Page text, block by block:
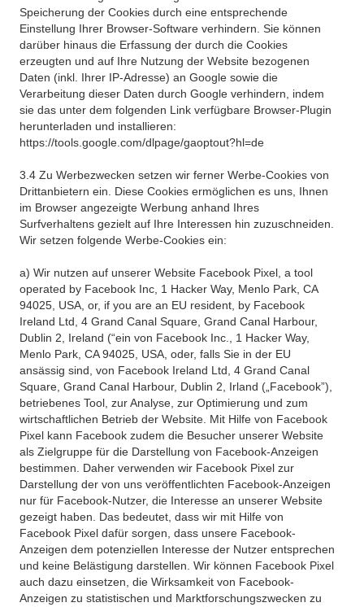
Speicherung der Cookies durch eine entsprechende
Einstellung Ihrer Browser-Software verhindern. Sie können
darüber hinaus die Erfassung der durch die Cookies
erzeugten und auf Ihre Nutzung der Website bezogenen
Daten (inkl. Ihrer IP-Adresse) an Google sowie die
Verarbeitung dieser Daten durch Google verhindern, indem
sie das unter dem folgenden Link verfügbare Browser-Plugin
herunterladen und installieren:
https://tools.google.com/dlpage/gaoptout?hl=de
3.4 Zu Werbezwecken setzen wir ferner Werbe-Cookies von
Drittanbietern ein. Diese Cookies ermöglichen es uns, Ihnen
im Browser angezeigte Werbung anhand Ihres
Surfverhaltens gezielt auf Ihre Interessen hin zuzuschneiden.
Wir setzen folgende Werbe-Cookies ein:
a) Wir nutzen auf unserer Website Facebook Pixel, a tool
operated by Facebook Inc, 1 Hacker Way, Menlo Park, CA
94025, USA, or, if you are an EU resident, by Facebook
Ireland Ltd, 4 Grand Canal Square, Grand Canal Harbour,
Dublin 2, Ireland (“ein von Facebook Inc., 1 Hacker Way,
Menlo Park, CA 94025, USA, oder, falls Sie in der EU
ansässig sind, von Facebook Ireland Ltd, 4 Grand Canal
Square, Grand Canal Harbour, Dublin 2, Irland („Facebook”),
betriebenes Tool, zur Analyse, zur Optimierung und zum
wirtschaftlichen Betrieb der Website. Mit Hilfe von Facebook
Pixel kann Facebook zudem die Besucher unserer Website
als Zielgruppe für die Darstellung von Facebook-Anzeigen
bestimmen. Daher verwenden wir Facebook Pixel zur
Darstellung der von uns veröffentlichten Facebook-Anzeigen
nur für Facebook-Nutzer, die Interesse an unserer Website
gezeigt haben. Das bedeutet, dass wir mit Hilfe von
Facebook Pixel dafür sorgen, dass unsere Facebook-
Anzeigen dem potenziellen Interesse der Nutzer entsprechen
und keine Belästigung darstellen. Wir können Facebook Pixel
auch dazu einsetzen, die Wirksamkeit von Facebook-
Anzeigen zu statistischen und Marktforschungszwecken zu